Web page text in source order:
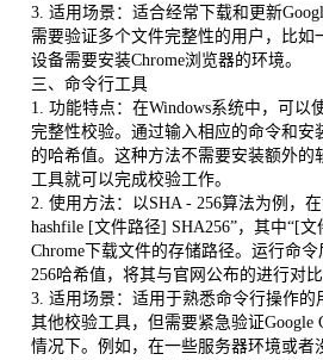
3. 适用场景：适合经常下载和更新
需要验证多个文件完整性的用户，比如
设备需要安装Chrome浏览器的环境。
三、命令行工具
1. 功能特点：在Windows系统中，可以
完整性校验。通过输入相应的命令和安
的哈希值。这种方法不需要安装额外的
工具就可以完成校验工作。
2. 使用方法：以SHA - 256算法为例，
hashfile [文件路径] SHA256”，其中“[文
Chrome下载文件的存储路径。运行命
256哈希值，将其与官网公布的进行对比
3. 适用场景：适用于熟悉命令行操作
其他校验工具，但需要紧急验证Google
情况下。例如，在一些服务器环境或者